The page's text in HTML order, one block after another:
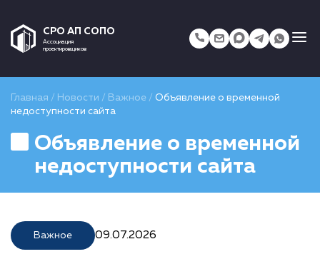
СРО АП СОПО
Ассоциация
проектировщиков
Главная / Новости / Важное / Объявление о временной
недоступности сайта
Объявление о временной
недоступности сайта
Важное 09.07.2026